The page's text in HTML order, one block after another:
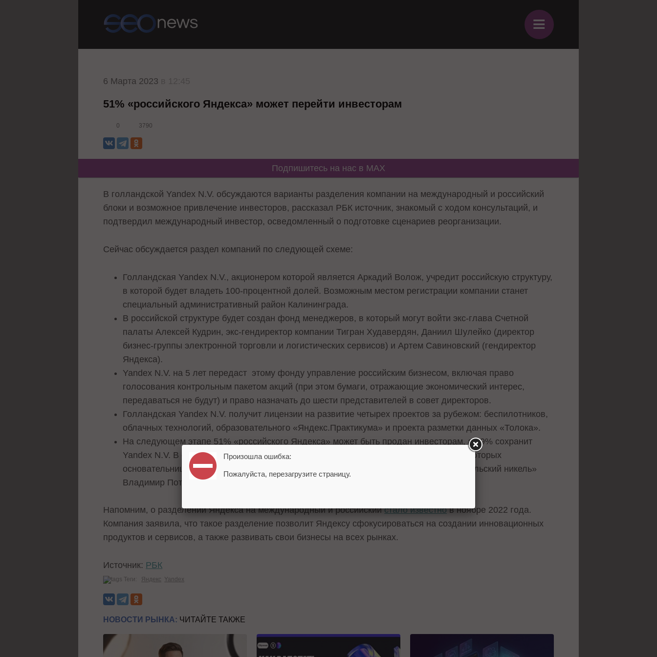
≡
6 Марта 2023
51% «российского Яндекса» может перейти инвесторам
0 3790
Подпишитесь на нас в MAX
В голландской Yandex N.V. обсуждаются варианты разделения компании на международный и российский
блоки и возможное привлечение инвесторов, рассказал РБК источник, знакомый с ходом консультаций, и
подтвердил международный инвестор, осведомленный о подготовке сценариев реорганизации.
Сейчас обсуждается раздел компаний по следующей схеме:
Голландская Yandex N.V., акционером которой является Аркадий Волож, учредит российскую структуру,
в которой будет владеть 100-процентной долей. Возможным местом регистрации компании станет
специальный административный район Калининграда.
В российской структуре будет создан фонд менеджеров, в который могут войти экс-глава Счетной
палаты Алексей Кудрин, экс-гендиректор компании Тигран Худавердян, Даниил Шулейко (директор
бизнес-группы электронной торговли и логистических сервисов) и Артем Савиновский (гендиректор
Яндекса).
Yandex N.V. на 5 лет передаст этому фонду управление российским бизнесом, включая право
голосования контрольным пакетом акций (при этом бумаги, отражающие экономический интерес,
передаваться не будут) и право назначать до шести представителей в совет директоров.
Голландская Yandex N.V. получит лицензии на развитие четырех проектов за рубежом: беспилотников,
облачных технологий, образовательного «Яндекс.Практикума» и проекта разметки данных «Толока».
На следующем этапе 51% «российского Яндекса» может быть продан инвесторам, а 49% сохранит
Yandex N.V. В список потенциальных инвесторов включены 20 бизнесменов, среди которых
основательница Wildberries Татьяна Бакальчук, президент «Интерроса» и ГМК «Норильский никель»
Владимир Потанин, основатель «Магнита» Сергей Галицкий и другие.
Напомним, о разделении Яндекса на международный и российскийстало известнов ноябре 2022 года.
Компания заявила, что такое разделение позволит Яндексу сфокусироваться на создании инновационных
продуктов и сервисов, а также развивать свои бизнесы на всех рынках.
Источник: РБК
Теги: Яндекс Yandex
НОВОСТИ РЫНКА: ЧИТАЙТЕ ТАКЖЕ
Произошла ошибка:
Пожалуйста, перезагрузите страницу.